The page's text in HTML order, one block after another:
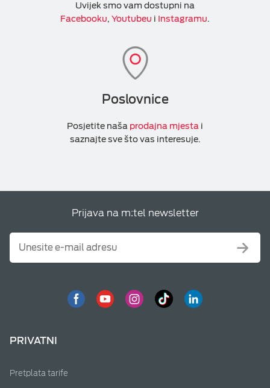
Uvijek smo vam dostupni na
Facebooku, Youtubeu i Instagramu.
Poslovnice
Posjetite naša prodajna mjesta i
saznajte sve što vas interesuje.
Prijava na m:tel newsletter
PRIVATNI
Pretplata tarife